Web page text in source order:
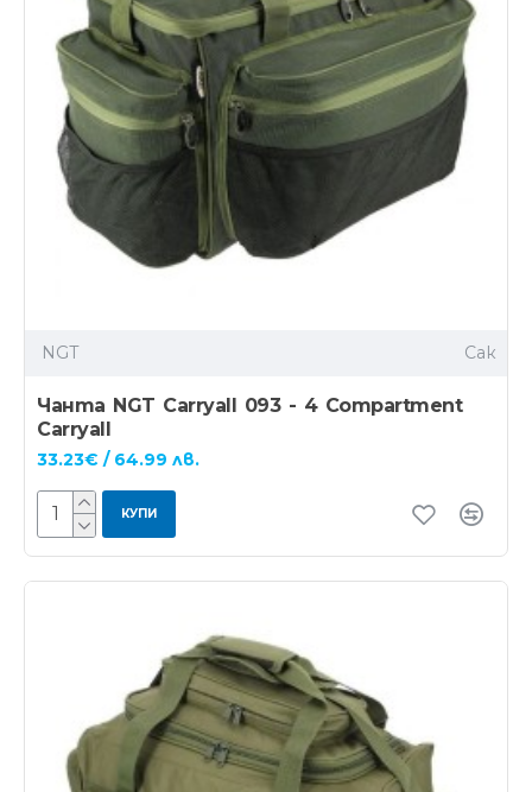
NGT Сак
Чанта NGT Carryall 093 - 4 Compartment
Carryall
33.23€ / 64.99 лв.
КУПИ